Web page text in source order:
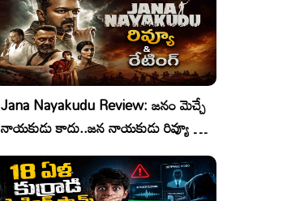
Jana Nayakudu Review: జనం మెచ్చే
నాయకుడు కాదు..జన నాయకుడు రివ్యూ &
రేటింగ్!